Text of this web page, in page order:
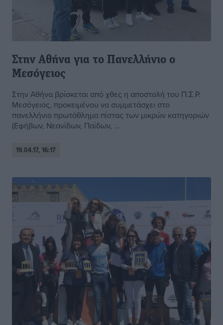
Στην Αθήνα για το Πανελλήνιο ο
Μεσόγειος
Στην Αθήνα βρίσκεται από χθες η αποστολή του Π.Σ.Ρ.
Μεσόγειος, προκειμένου να συμμετάσχει στο
πανελλήνιο πρωτάθλημα πίστας των μικρών κατηγοριών
(Εφήβων, Νεανίδων, Παίδων, ...
19.04.17, 16:17